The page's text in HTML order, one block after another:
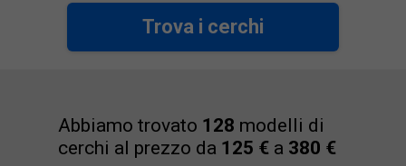
Trova i cerchi
Abbiamo trovato 128 modelli di
cerchi al prezzo da 125 € a 380 €